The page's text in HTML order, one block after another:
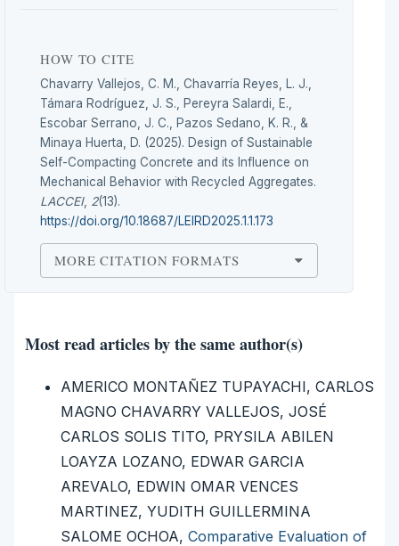
HOW TO CITE
Chavarry Vallejos, C. M., Chavarría Reyes, L. J.,
Támara Rodríguez, J. S., Pereyra Salardi, E.,
Escobar Serrano, J. C., Pazos Sedano, K. R., &
Minaya Huerta, D. (2025). Design of Sustainable
Self-Compacting Concrete and its Influence on
Mechanical Behavior with Recycled Aggregates.
LACCEI, 2(13).
https://doi.org/10.18687/LEIRD2025.1.1.173
MORE CITATION FORMATS
Most read articles by the same author(s)
AMERICO MONTAÑEZ TUPAYACHI, CARLOS
MAGNO CHAVARRY VALLEJOS, JOSÉ
CARLOS SOLIS TITO, PRYSILA ABILEN
LOAYZA LOZANO, EDWAR GARCIA
AREVALO, EDWIN OMAR VENCES
MARTINEZ, YUDITH GUILLERMINA
SALOME OCHOA, Comparative Evaluation of